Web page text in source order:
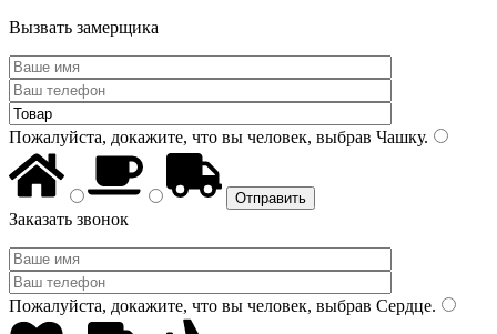
Вызвать замерщика
Пожалуйста, докажите, что вы человек, выбрав Чашку.
Заказать звонок
Пожалуйста, докажите, что вы человек, выбрав Сердце.